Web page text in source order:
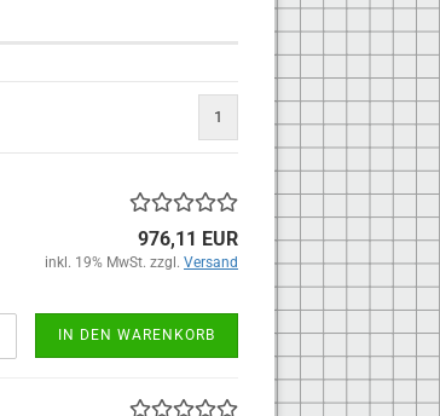
1
976,11 EUR
inkl. 19% MwSt. zzgl. Versand
IN DEN WARENKORB